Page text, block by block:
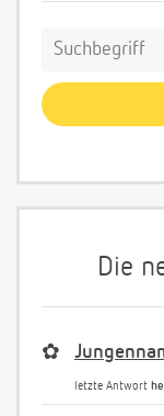
Die
✿
letzte Antwort